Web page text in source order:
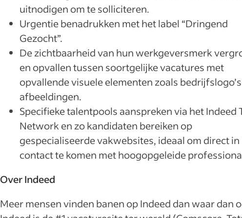
uitnodigen om te solliciteren.
Urgentie benadrukken met het label “Dringend
Gezocht”.
De zichtbaarheid van hun werkgeversmerk
en opvallen tussen soortgelijke vacatures met
opvallende visuele elementen zoals
afbeeldingen.
Specifieke talentpools aanspreken via het Indeed
Network en zo kandidaten bereiken op
gespecialiseerde vakwebsites, ideaal om direct in
contact te komen met hoogopgeleide
Over Indeed
Meer mensen vinden banen op Indeed dan waar dan